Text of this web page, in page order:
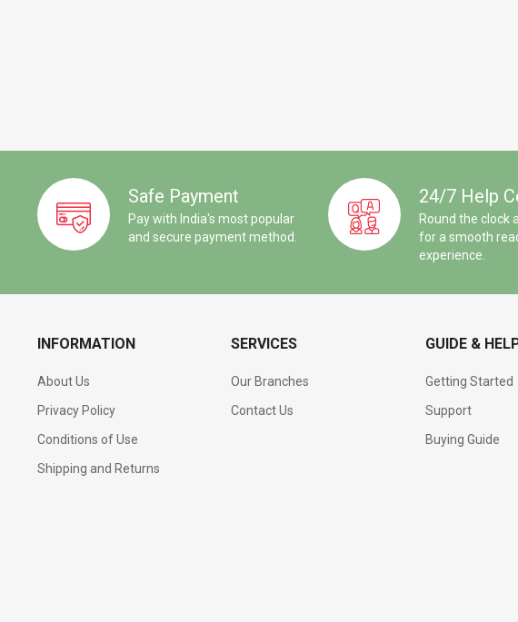
Safe Payment
Pay with India's most popular
and secure payment method.
24/7 Help
Round the clock
for a smooth
experience.
INFORMATION
About Us
Privacy Policy
Conditions of Use
Shipping and Returns
SERVICES
Our Branches
Contact Us
GUIDE &
Getting Started
Support
Buying Guide